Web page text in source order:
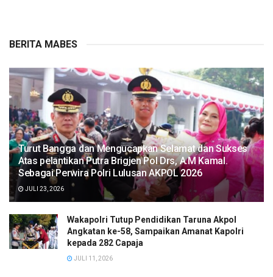
BERITA MABES
Turut Bangga dan Mengucapkan Selamat dan Sukses
Atas pelantikan Putra Brigjen Pol Drs, A.M Kamal.
Sebagai Perwira Polri Lulusan AKPOL 2026
JULI 23, 2026
Wakapolri Tutup Pendidikan Taruna Akpol
Angkatan ke-58, Sampaikan Amanat Kapolri
kepada 282 Capaja
JULI 11, 2026